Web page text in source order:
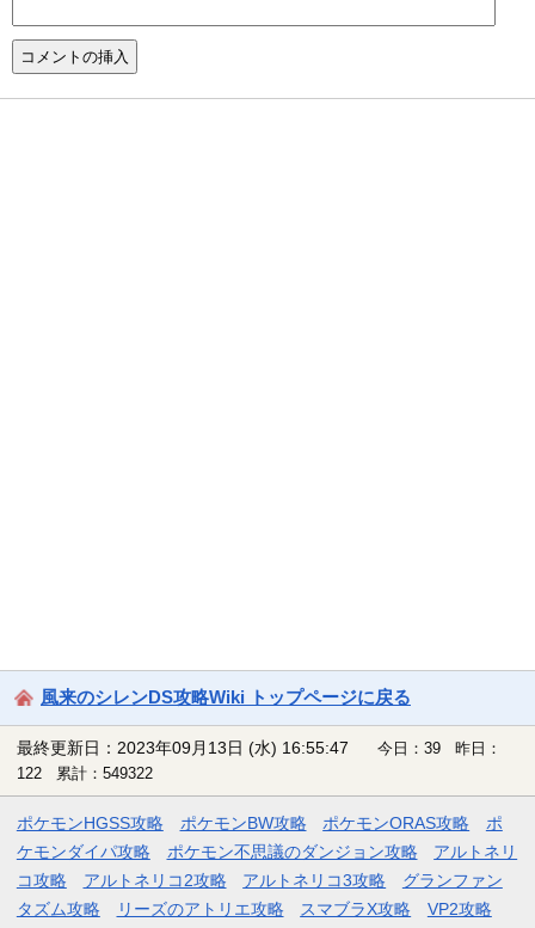
風来のシレンDS攻略Wiki トップページに戻る
最終更新日：2023年09月13日 (水) 16:55:47
今日：39 昨日：
122 累計：549322
ポケモンHGSS攻略 ポケモンBW攻略 ポケモンORAS攻略
ポ
ケモンダイパ攻略
ポケモン不思議のダンジョン攻略
アルトネリ
コ攻略
アルトネリコ2攻略 アルトネリコ3攻略
グランファン
タズム攻略
リーズのアトリエ攻略 スマブラX攻略
VP2攻略